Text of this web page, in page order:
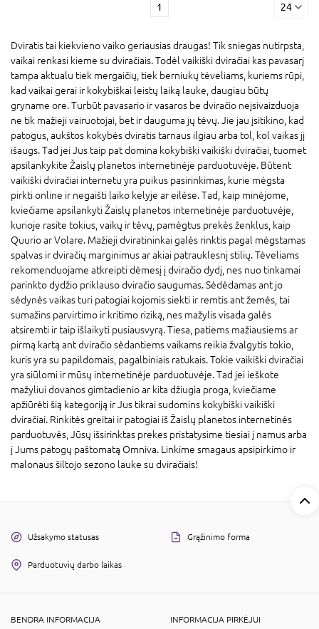
1 24
Dviratis tai kiekvieno vaiko geriausias draugas! Tik sniegas nutirpsta,
vaikai renkasi kieme su dviračiais. Todėl vaikiški dviračiai kas pavasarį
tampa aktualu tiek mergaičių, tiek berniukų tėveliams, kuriems rūpi,
kad vaikai gerai ir kokybiškai leistų laiką lauke, daugiau būtų
gryname ore. Turbūt pavasario ir vasaros be dviračio neįsivaizduoja
ne tik mažieji vairuotojai, bet ir dauguma jų tėvų. Jie jau įsitikino, kad
patogus, aukštos kokybės dviratis tarnaus ilgiau arba tol, kol vaikas jį
išaugs. Tad jei Jus taip pat domina kokybiški vaikiški dviračiai, tuomet
apsilankykite Žaislų planetos internetinėje parduotuvėje. Būtent
vaikiški dviračiai internetu yra puikus pasirinkimas, kurie mėgsta
pirkti online ir negaišti laiko kelyje ar eilėse. Tad, kaip minėjome,
kviečiame apsilankyti Žaislų planetos internetinėje parduotuvėje,
kurioje rasite tokius, vaikų ir tėvų, pamėgtus prekės ženklus, kaip
Quurio ar Volare. Mažieji dviratininkai galės rinktis pagal mėgstamas
spalvas ir dviračių marginimus ar akiai patrauklesnį stilių. Tėveliams
rekomenduojame atkreipti dėmesį į dviračio dydį, nes nuo tinkamai
parinkto dydžio priklauso dviračio saugumas. Sėdėdamas ant jo
sėdynės vaikas turi patogiai kojomis siekti ir remtis ant žemės, tai
sumažins parvirtimo ir kritimo riziką, nes mažylis visada galės
atsiremti ir taip išlaikyti pusiausvyrą. Tiesa, patiems mažiausiems ar
pirmą kartą ant dviračio sėdantiems vaikams reikia žvalgytis tokio,
kuris yra su papildomais, pagalbiniais ratukais. Tokie vaikiški dviračiai
yra siūlomi ir mūsų internetinėje parduotuvėje. Tad jei ieškote
mažyliui dovanos gimtadienio ar kita džiugia proga, kviečiame
apžiūrėti šią kategoriją ir Jus tikrai sudomins kokybiški vaikiški
dviračiai. Rinkitės greitai ir patogiai iš Žaislų planetos internetinės
parduotuvės, Jūsų išsirinktas prekes pristatysime tiesiai į namus arba
į Jums patogų paštomatą Omniva. Linkime smagaus apsipirkimo ir
malonaus šiltojo sezono lauke su dviračiais!
Užsakymo statusas Grąžinimo forma
Parduotuvių darbo laikas
BENDRA INFORMACIJA
INFORMACIJA PIRKĖJUI